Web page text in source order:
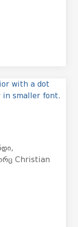
Christian